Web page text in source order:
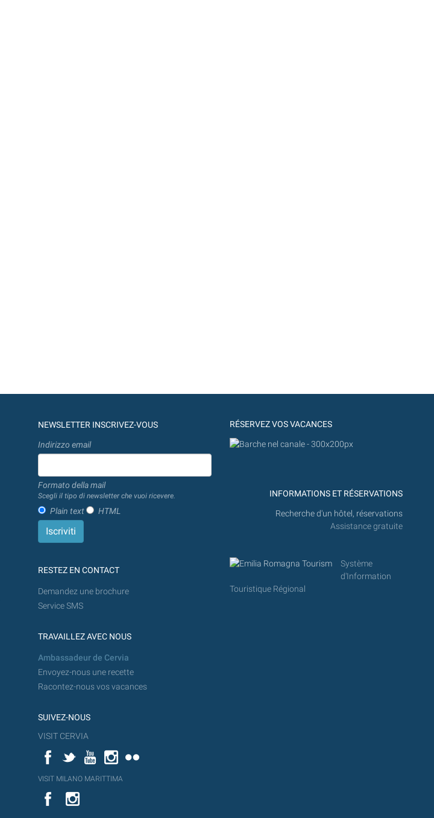
NEWSLETTER INSCRIVEZ-VOUS
Indirizzo email
Formato della mail
Scegli il tipo di newsletter che vuoi ricevere.
Plain text HTML
RESTEZ EN CONTACT
Demandez une brochure
Service SMS
TRAVAILLEZ AVEC NOUS
Ambassadeur de Cervia
Envoyez-nous une recette
Racontez-nous vos vacances
SUIVEZ-NOUS
VISIT CERVIA
FacebookTwitterYouTubeInstagram
YouT
VISIT MILANO MARITTIMA
Flick
VISIT
MILANO
YouTube
RÉSERVEZ VOS VACANCES
INFORMATIONS ET RÉSERVATIONS
Recherche d'un hôtel, réservations
Assistance gratuite
Système
d'Information
Touristique Régional